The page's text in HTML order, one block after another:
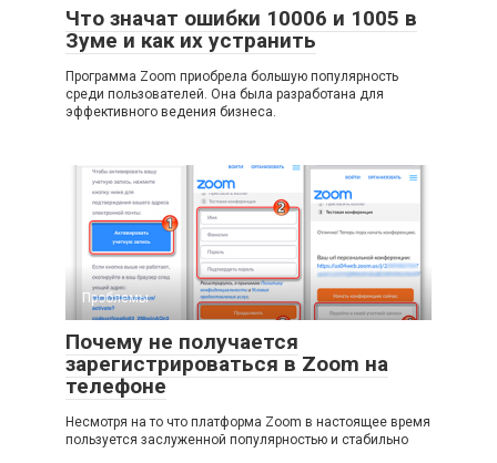
Что значат ошибки 10006 и 1005 в
Зуме и как их устранить
Программа Zoom приобрела большую популярность
среди пользователей. Она была разработана для
эффективного ведения бизнеса.
Проблемы
Почему не получается
зарегистрироваться в Zoom на
телефоне
Несмотря на то что платформа Zoom в настоящее время
пользуется заслуженной популярностью и стабильно